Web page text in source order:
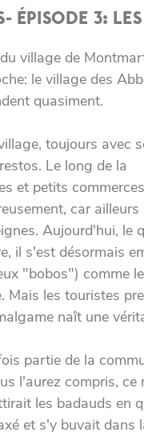
ÉPISODE 3:
village de
le village des
quasiment.
toujours avec
Le long de la
et petits
car
Aujourd'hui, le
il s'est désormais
"bobos") comme
Mais les touristes
naît une
partie de la
l'aurez compris,
les badauds en
et s'y buvait dans